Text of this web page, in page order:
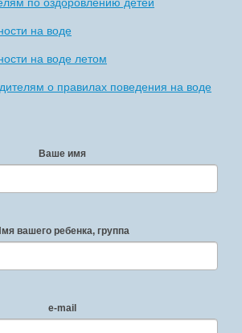
по оздоровлению детей
на воде
на воде летом
о правилах поведения на воде
Ваше имя
вашего ребенка, группа
e-mail